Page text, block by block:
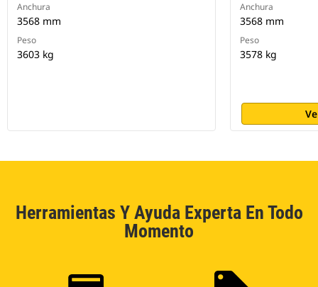
Anchura
3568 mm
Peso
3603 kg
Anchura
3568 mm
Peso
3578 kg
Herramientas Y Ayuda Experta En Todo
Momento